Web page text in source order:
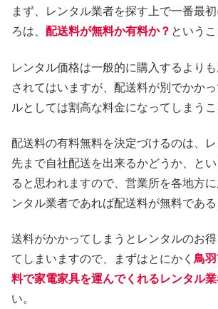
まず、レンタル業者を探す上で一番最
ろは、 配送料が無料か有料か？ というこ
レンタル価格は一般的に購入するより
されてはいますが、配送料が別でかか
ルとしては割高な料金になってしまうこ
配送料の有料無料を決定づけるのは、
先まで自社配送を出来るかどうか、と
ると思われますので、営業所を各地方
ンタル業者であれば配送料が無料である
送料がかかってしまうとレンタルのお
てしまいますので、まずはとにかく 鳥
料で家電家具を運んでくれるレンタル
い。